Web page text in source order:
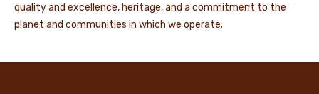
quality and excellence, heritage, and a commitment to the
planet and communities in which we operate.